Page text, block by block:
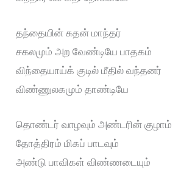
தந்தையின் சுதன் மாந்தர்
சகலமும் அற வேண்டியே பாதகம்
விந்தையாய்க் குடில் மீதில் வந்தனர்
விண்ணுலகமும் தாண்டியே
தொண்டர் வாழவும் அண்டரின் குழாம்
தோத்திரம் மிகப் பாடவும்
அண்டு பாவிகள் விண்ணடையும்